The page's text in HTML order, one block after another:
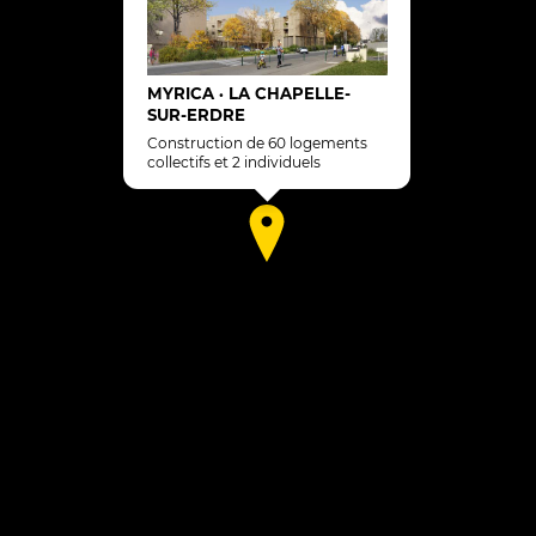
MYRICA • LA CHAPELLE-
SUR-ERDRE
Construction de 60 logements
collectifs et 2 individuels